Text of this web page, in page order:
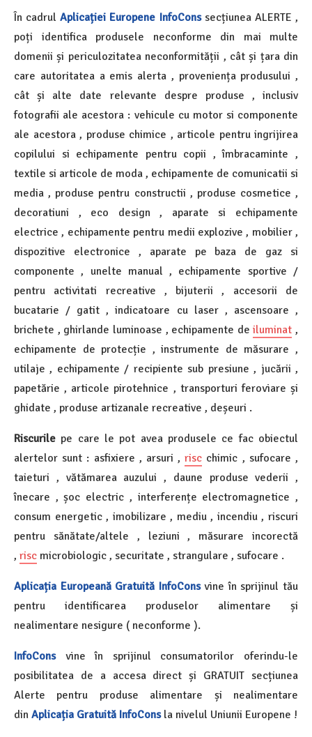
În cadrul Aplicației Europene InfoCons secțiunea ALERTE ,
poți identifica produsele neconforme din mai multe
domenii și periculozitatea neconformității , cât și țara din
care autoritatea a emis alerta , proveniența produsului ,
cât și alte date relevante despre produse , inclusiv
fotografii ale acestora : vehicule cu motor si componente
ale acestora , produse chimice , articole pentru ingrijirea
copilului si echipamente pentru copii , îmbracaminte ,
textile si articole de moda , echipamente de comunicatii si
media , produse pentru constructii , produse cosmetice ,
decoratiuni , eco design , aparate si echipamente
electrice , echipamente pentru medii explozive , mobilier ,
dispozitive electronice , aparate pe baza de gaz si
componente , unelte manual , echipamente sportive /
pentru activitati recreative , bijuterii , accesorii de
bucatarie / gatit , indicatoare cu laser , ascensoare ,
brichete , ghirlande luminoase , echipamente de iluminat ,
echipamente de protecție , instrumente de măsurare ,
utilaje , echipamente / recipiente sub presiune , jucării ,
papetărie , articole pirotehnice , transporturi feroviare și
ghidate , produse artizanale recreative , deșeuri .
Riscurile pe care le pot avea produsele ce fac obiectul
alertelor sunt : asfixiere , arsuri , risc chimic , sufocare ,
taieturi , vătămarea auzului , daune produse vederii ,
înecare , șoc electric , interferențe electromagnetice ,
consum energetic , imobilizare , mediu , incendiu , riscuri
pentru sănătate/altele , leziuni , măsurare incorectă
, risc microbiologic , securitate , strangulare , sufocare .
Aplicația Europeană Gratuită InfoConsvine în sprijinul tău
pentru identificarea produselor alimentare și
nealimentare nesigure ( neconforme ).
InfoConsvine în sprijinul consumatorilor oferindu-le
posibilitatea de a accesa direct și GRATUIT secțiunea
Alerte pentru produse alimentare și nealimentare
din Aplicația Gratuită InfoConsla nivelul Uniunii Europene !